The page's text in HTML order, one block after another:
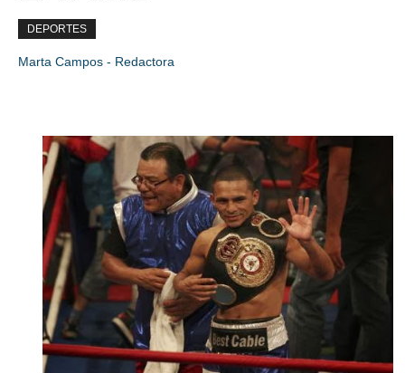
DEPORTES
Marta Campos - Redactora